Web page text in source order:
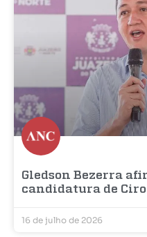
Gledson Bezerra
candidatura de Ciro
16 de julho de 2026